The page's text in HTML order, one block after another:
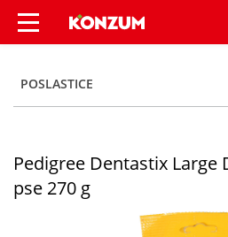
Pedigree Dentastix
POSLASTICE
Pedigree Dentastix Large
pse 270 g